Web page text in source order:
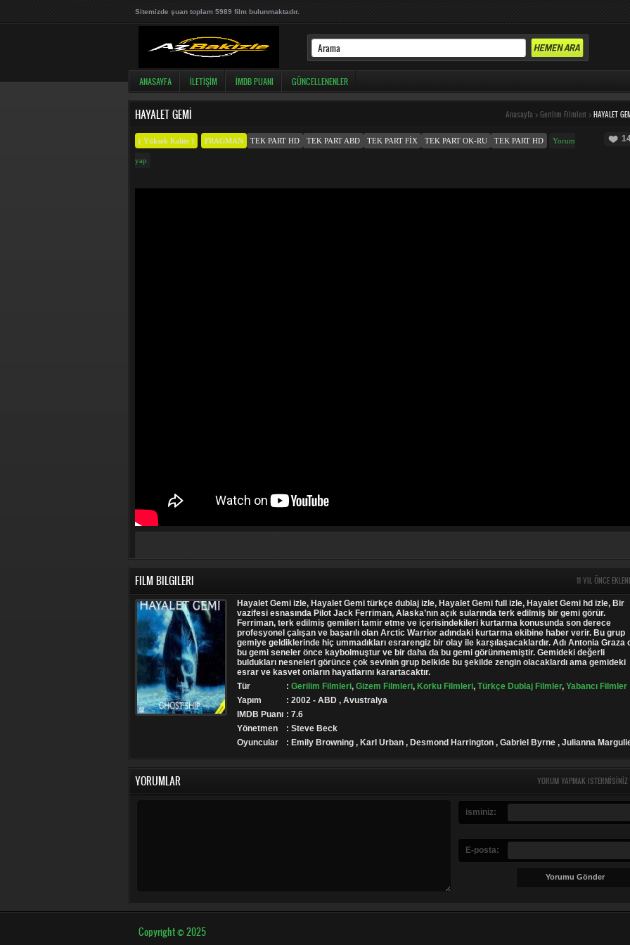
Sitemizde şuan toplam 5989 film bulunmaktadır.
ANASAYFA İLETIŞIM İMDB PUANI GÜNCELLENENLER
HAYALET GEMI Anasayfa > Gerilim Filmleri > HAYALET
( Yüksek Kalite ) FRAGMAN TEK PART HD TEK PART ABD TEK PART FIX TEK PART OK-RU TEK PART HD Yorum
yap
FILM BILGILERI 11 YIL ÖNCE
Hayalet Gemi izle, Hayalet Gemi türkçe dublaj izle, Hayalet Gemi full izle, Hayalet Gemi hd izle, Bir
vazifesi esnasında Pilot Jack Ferriman, Alaska’nın açık sularında terk edilmiş bir gemi görür.
Ferriman, terk edilmiş gemileri tamir etme ve içerisindekileri kurtarma konusunda son derece
profesyonel çalışan ve başarılı olan Arctic Warrior adındaki kurtarma ekibine haber verir. Bu grup
gemiye geldiklerinde hiç ummadıkları esrarengiz bir olay ile karşılaşacaklardır. Adı Antonia Graza
bu gemi seneler önce kaybolmuştur ve bir daha da bu gemi görünmemiştir. Gemideki değerli
buldukları nesneleri görünce çok sevinin grup belkide bu şekilde zengin olacaklardı ama gemideki
esrar ve kasvet onların hayatlarını karartacaktır.
Tür
: Gerilim Filmleri, Gizem Filmleri, Korku Filmleri, Türkçe Dublaj Filmler, Yabancı Filmler
Yapım
: 2002 - ABD , Avustralya
IMDB Puanı : 7.6
Yönetmen
: Steve Beck
Oyuncular
: Emily Browning , Karl Urban , Desmond Harrington , Gabriel Byrne , Julianna
YORUMLAR YORUM YAPMAK
isminiz:
E-posta:
Copyright © 2025